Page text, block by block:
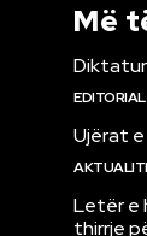
Më
EDITORIAL
Ujërat
Letër e
thirrje